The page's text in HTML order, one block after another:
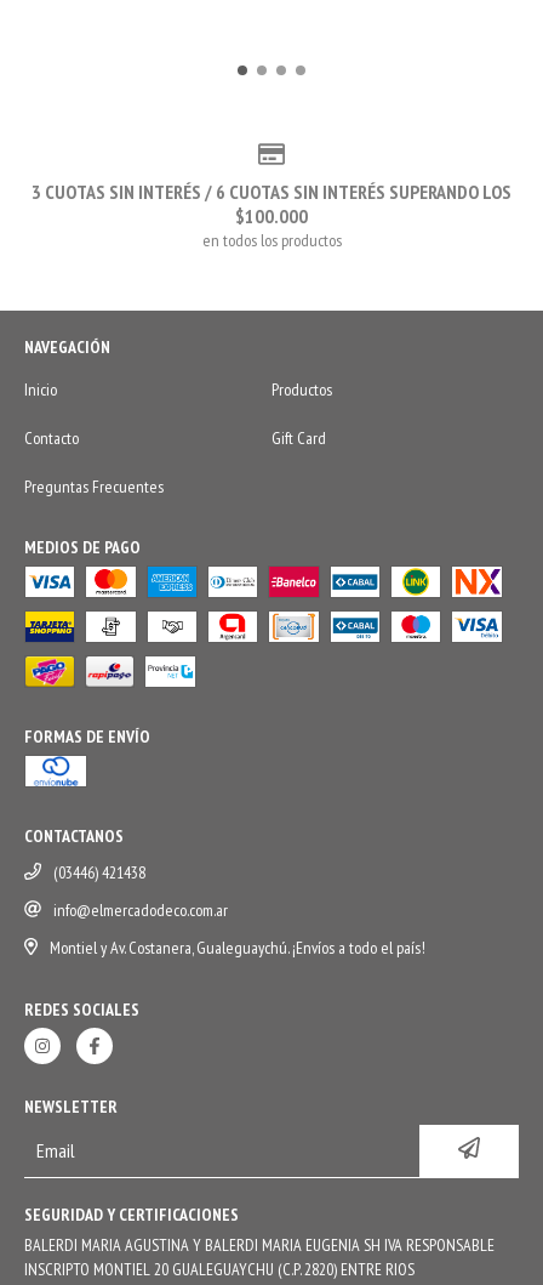
3 CUOTAS SIN INTERÉS / 6 CUOTAS SIN INTERÉS SUPERANDO LOS
$100.000
en todos los productos
NAVEGACIÓN
Inicio
Productos
Contacto Gift Card
Preguntas Frecuentes
MEDIOS DE PAGO
FORMAS DE ENVÍO
CONTACTANOS
(03446) 421438
info@elmercadodeco.com.ar
Montiel y Av. Costanera, Gualeguaychú. ¡Envíos a todo el país!
REDES SOCIALES
NEWSLETTER
SEGURIDAD Y CERTIFICACIONES
BALERDI MARIA AGUSTINA Y BALERDI MARIA EUGENIA SH IVA RESPONSABLE
INSCRIPTO MONTIEL 20 GUALEGUAYCHU (C.P. 2820) ENTRE RIOS